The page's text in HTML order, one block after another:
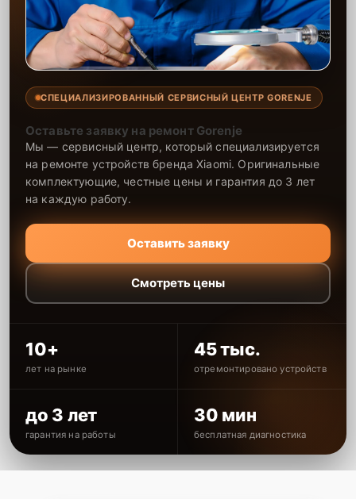
СПЕЦИАЛИЗИРОВАННЫЙ СЕРВИСНЫЙ ЦЕНТР GORENJE
Оставьте заявку на ремонт Gorenje
Мы — сервисный центр, который специализируется
на ремонте устройств бренда Xiaomi. Оригинальные
комплектующие, честные цены и гарантия до 3 лет
на каждую работу.
Оставить заявку
Смотреть цены
10+
лет на рынке
45 тыс.
отремонтировано устройств
до 3 лет
гарантия на работы
30 мин
бесплатная диагностика